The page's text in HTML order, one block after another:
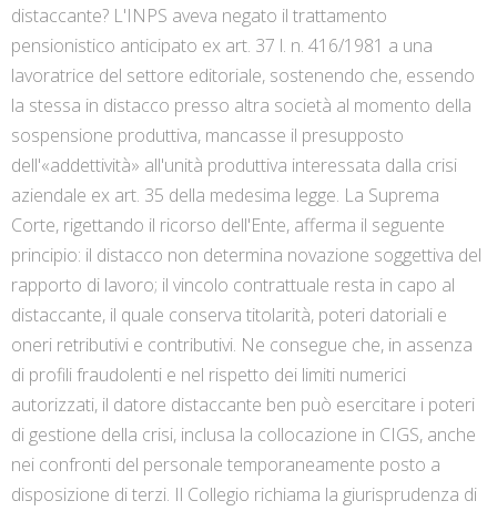
distaccante? L'INPS aveva negato il trattamento
pensionistico anticipato ex art. 37 l. n. 416/1981 a una
lavoratrice del settore editoriale, sostenendo che, essendo
la stessa in distacco presso altra società al momento della
sospensione produttiva, mancasse il presupposto
dell'«addettività» all'unità produttiva interessata dalla crisi
aziendale ex art. 35 della medesima legge. La Suprema
Corte, rigettando il ricorso dell'Ente, afferma il seguente
principio: il distacco non determina novazione soggettiva del
rapporto di lavoro; il vincolo contrattuale resta in capo al
distaccante, il quale conserva titolarità, poteri datoriali e
oneri retributivi e contributivi. Ne consegue che, in assenza
di profili fraudolenti e nel rispetto dei limiti numerici
autorizzati, il datore distaccante ben può esercitare i poteri
di gestione della crisi, inclusa la collocazione in CIGS, anche
nei confronti del personale temporaneamente posto a
disposizione di terzi. Il Collegio richiama la giurisprudenza di